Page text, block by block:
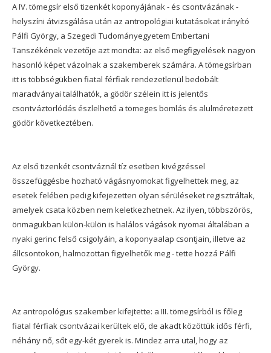
A IV. tömegsír első tizenkét koponyájának - és csontvázának -
helyszíni átvizsgálása után az antropológiai kutatásokat irányító
Pálfi György, a Szegedi Tudományegyetem Embertani
Tanszékének vezetője azt mondta: az első megfigyelések nagyon
hasonló képet vázolnak a szakemberek számára. A tömegsírban
itt is többségükben fiatal férfiak rendezetlenül bedobált
maradványai találhatók, a gödör szélein itt is jelentős
csontváztorlódás észlelhető a tömeges bomlás és alulméretezett
gödör következtében.
Az első tizenkét csontváznál tíz esetben kivégzéssel
összefüggésbe hozható vágásnyomokat figyelhettek meg, az
esetek felében pedig kifejezetten olyan sérüléseket regisztráltak,
amelyek csata közben nem keletkezhetnek. Az ilyen, többszörös,
önmagukban külön-külön is halálos vágások nyomai általában a
nyaki gerinc felső csigolyáin, a koponyaalap csontjain, illetve az
állcsontokon, halmozottan figyelhetők meg - tette hozzá Pálfi
György.
Az antropológus szakember kifejtette: a III. tömegsírból is főleg
fiatal férfiak csontvázai kerültek elő, de akadt közöttük idős férfi,
néhány nő, sőt egy-két gyerek is. Mindez arra utal, hogy az